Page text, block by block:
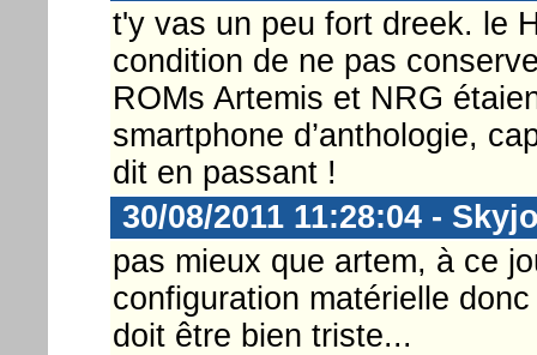
t'y vas un peu fort dreek. le
condition de ne pas
ROMs Artemis et NRG
smartphone d’anthologie,
dit en passant !
30/08/2011 11:28:04 -
pas mieux que artem, à ce
configuration matérielle
doit être bien triste...